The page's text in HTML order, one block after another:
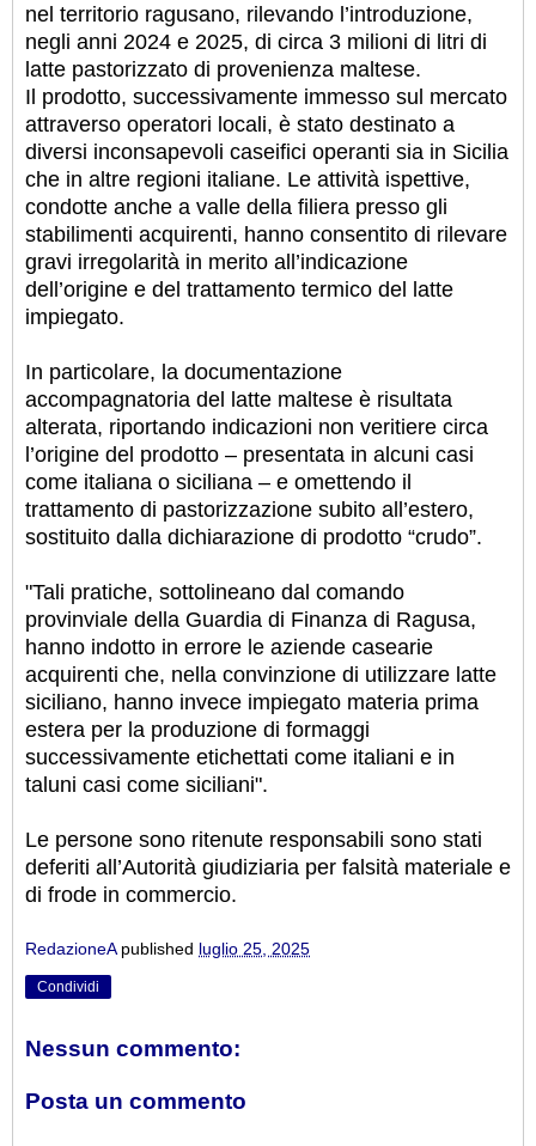
nel territorio ragusano, rilevando l’introduzione,
negli anni 2024 e 2025, di circa 3 milioni di litri di
latte pastorizzato di provenienza maltese.
Il prodotto, successivamente immesso sul mercato
attraverso operatori locali, è stato destinato a
diversi inconsapevoli caseifici operanti sia in Sicilia
che in altre regioni italiane. Le attività ispettive,
condotte anche a valle della filiera presso gli
stabilimenti acquirenti, hanno consentito di rilevare
gravi irregolarità in merito all’indicazione
dell’origine e del trattamento termico del latte
impiegato.
In particolare, la documentazione
accompagnatoria del latte maltese è risultata
alterata, riportando indicazioni non veritiere circa
l’origine del prodotto – presentata in alcuni casi
come italiana o siciliana – e omettendo il
trattamento di pastorizzazione subito all’estero,
sostituito dalla dichiarazione di prodotto “crudo”.
"Tali pratiche, sottolineano dal comando
provinviale della Guardia di Finanza di Ragusa,
hanno indotto in errore le aziende casearie
acquirenti che, nella convinzione di utilizzare latte
siciliano, hanno invece impiegato materia prima
estera per la produzione di formaggi
successivamente etichettati come italiani e in
taluni casi come siciliani".
Le persone sono ritenute responsabili sono stati
deferiti all’Autorità giudiziaria per falsità materiale e
di frode in commercio.
RedazioneA published luglio 25, 2025
Condividi
Nessun commento:
Posta un commento